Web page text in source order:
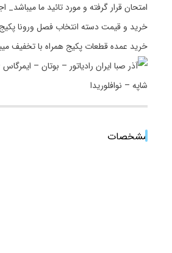
امتحان قرار گرفته و مورد تائید ما
خرید و قیمت دسته انتخاب فصل ورونا
خرید عمده قطعات پکیج همراه با تخفیف
مشخصات